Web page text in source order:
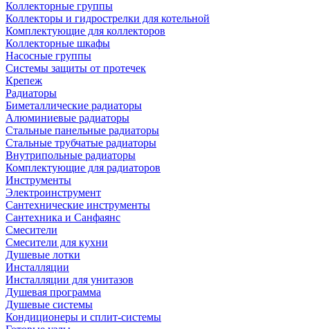
Коллекторные группы
Коллекторы и гидрострелки для котельной
Комплектующие для коллекторов
Коллекторные шкафы
Насосные группы
Системы защиты от протечек
Крепеж
Радиаторы
Биметаллические радиаторы
Алюминиевые радиаторы
Стальные панельные радиаторы
Стальные трубчатые радиаторы
Внутрипольные радиаторы
Комплектующие для радиаторов
Инструменты
Электроинструмент
Сантехнические инструменты
Сантехника и Санфаянс
Смесители
Смесители для кухни
Душевые лотки
Инсталляции
Инсталляции для унитазов
Душевая программа
Душевые системы
Кондиционеры и сплит-системы